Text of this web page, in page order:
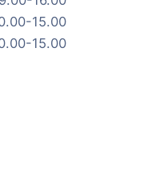
15.00
15.00